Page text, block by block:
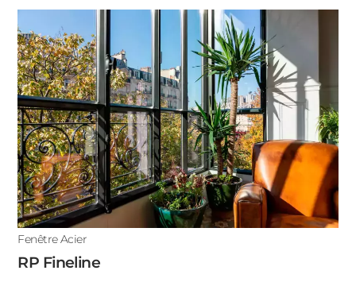
Porte fenêtre oscillo battant
Porte fenêtre fixe
Porte fenêtre coulissante
Porte fenêtre avec soubassement
Porte fenêtre accordéon
Porte fenêtre à galandage
Porte fenêtre 4 vantaux
Fenêtre Acier
RP Fineline
ACIER